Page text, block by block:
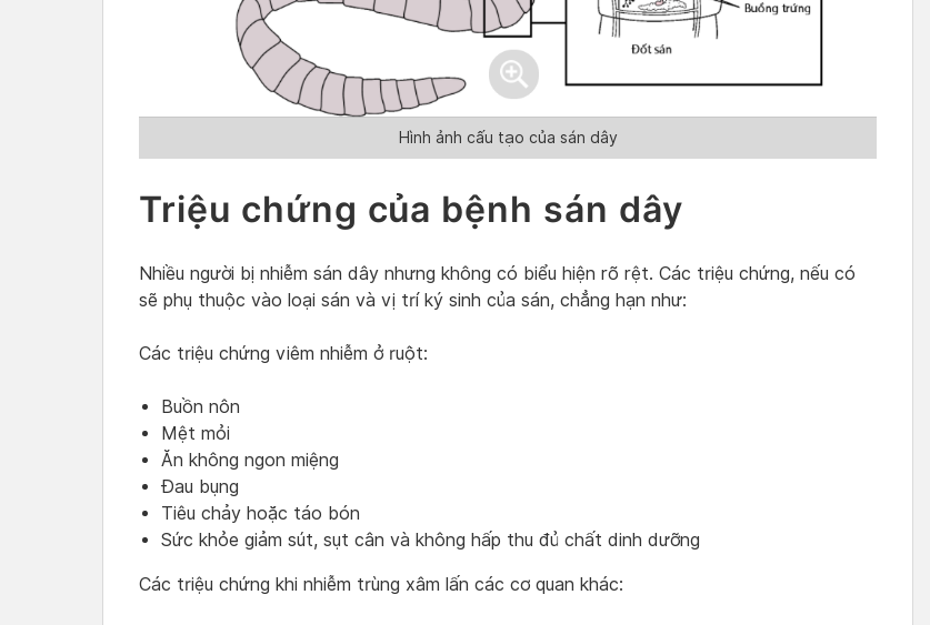
Hình ảnh cấu tạo của sán dây
Triệu chứng của bệnh sán dây
Nhiều người bị nhiễm sán dây nhưng không có biểu hiện rõ rệt. Các triệu chứng, nếu có
sẽ phụ thuộc vào loại sán và vị trí ký sinh của sán, chẳng hạn như:
Các triệu chứng viêm nhiễm ở ruột:
Buồn nôn
Mệt mỏi
Ăn không ngon miệng
Đau bụng
Tiêu chảy hoặc táo bón
Sức khỏe giảm sút, sụt cân và không hấp thu đủ chất dinh dưỡng
Các triệu chứng khi nhiễm trùng xâm lấn các cơ quan khác: